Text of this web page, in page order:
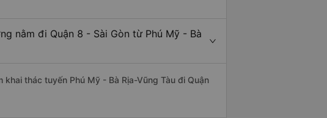
nằm đi Quận 8 - Sài Gòn từ Phú Mỹ - Bà
thác tuyến Phú Mỹ - Bà Rịa-Vũng Tàu đi Quận